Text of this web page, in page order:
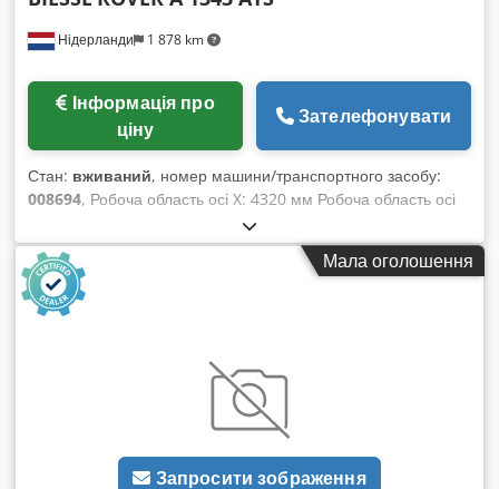
Нідерланди 1 878 km
ціну
Зателефонувати
Стан: вживаний, номер машини/транспортного засобу:
008694, Робоча область осі X: 4320 мм Робоча область осі
Y: 1287 мм Chsdpfozqz Nxjx Aamja Робоча поверхня: з
вакуумними консольними опорами Потужність головного
шпинделя: 11 кВт Кількість керованих осей: 5 осей Кількість
свердлильних шпинделів: 16 Кількість місць для
інструментів: 31
Мала оголошення
Запросити зображення